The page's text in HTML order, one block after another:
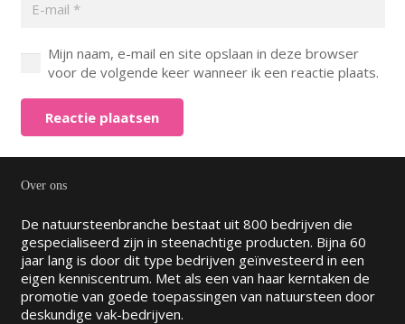
Mijn naam, e-mail en site opslaan in deze browser
voor de volgende keer wanneer ik een reactie plaats.
Reactie plaatsen
Over ons
De natuursteenbranche bestaat uit 800 bedrijven die
gespecialiseerd zijn in steenachtige producten. Bijna 60
jaar lang is door dit type bedrijven geïnvesteerd in een
eigen kenniscentrum. Met als een van haar kerntaken de
promotie van goede toepassingen van natuursteen door
deskundige vak-bedrijven.